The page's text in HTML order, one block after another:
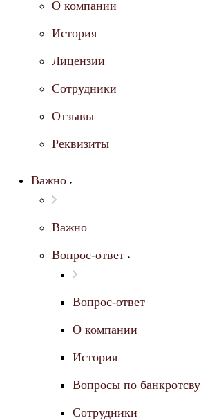
О компании
История
Лицензии
Сотрудники
Отзывы
Реквизиты
Важно
Важно
Вопрос-ответ
Вопрос-ответ
О компании
История
Вопросы по банкротсву
Сотрудники